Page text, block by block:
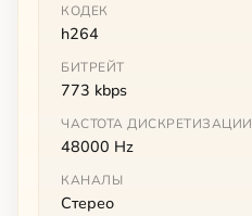
КОДЕК
h264
БИТРЕЙТ
773 kbps
ЧАСТОТА ДИСКРЕТИЗАЦИИ
48000 Hz
КАНАЛЫ
Стерео